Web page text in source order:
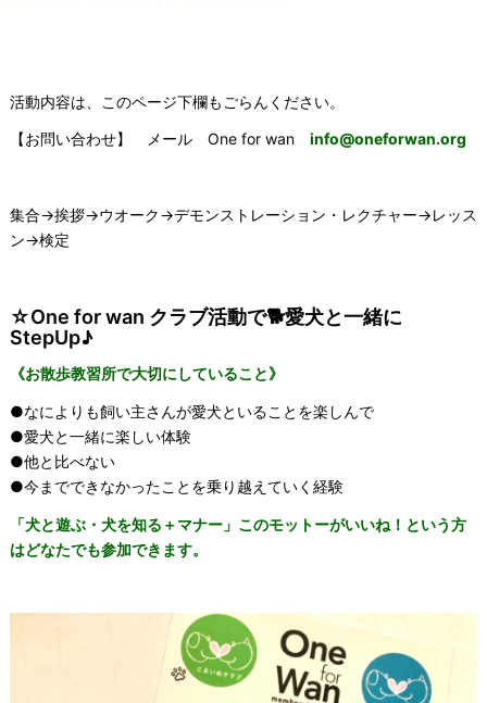
活動内容は、このページ下欄もごらんください。
【お問い合わせ】 メール One for wan info@oneforwan.org
集合→挨拶→ウオーク→デモンストレーション・レクチャー→レッス
ン→検定
☆One for wan クラブ活動で🐕愛犬と一緒に
StepUp♪
《お散歩教習所で大切にしていること》
●なによりも飼い主さんが愛犬といることを楽しんで
●愛犬と一緒に楽しい体験
●他と比べない
●今までできなかったことを乗り越えていく経験
「犬と遊ぶ・犬を知る＋マナー」このモットーがいいね！という方
はどなたでも参加できます。